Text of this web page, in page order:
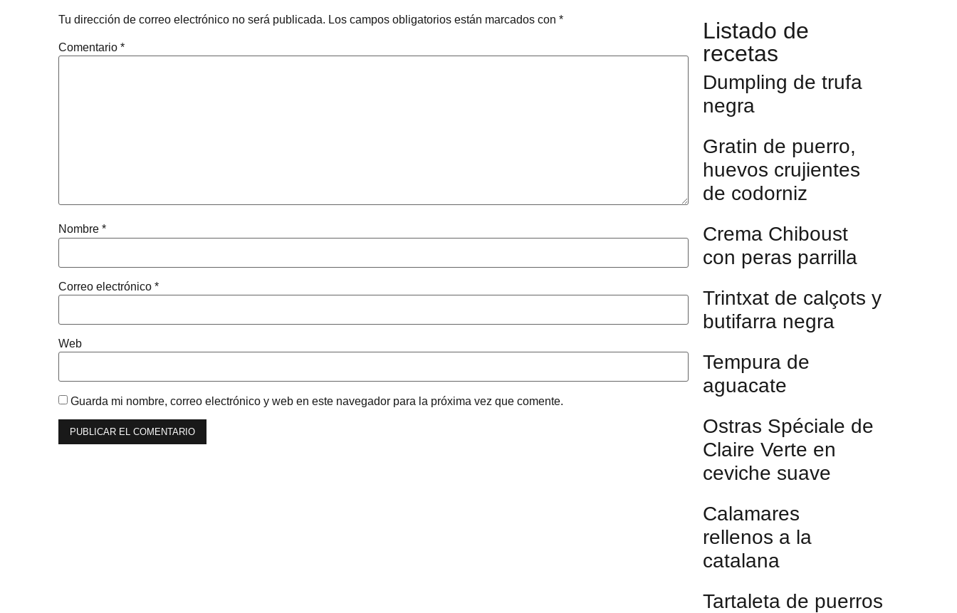
Tu dirección de correo electrónico no será publicada. Los campos obligatorios están marcados con *
Comentario *
Nombre *
Correo electrónico *
Web
Guarda mi nombre, correo electrónico y web en este navegador para la próxima vez que comente.
Listado de
recetas
Dumpling de trufa
negra
Gratin de puerro,
huevos crujientes
de codorniz
Crema Chiboust
con peras parrilla
Trintxat de calçots y
butifarra negra
Tempura de
aguacate
Ostras Spéciale de
Claire Verte en
ceviche suave
Calamares
rellenos a la
catalana
Tartaleta de puerros